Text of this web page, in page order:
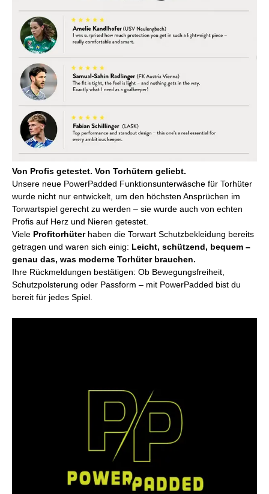
Von Profis getestet. Von Torhütern geliebt.
Unsere neue PowerPadded Funktionsunterwäsche für Torhüter
wurde nicht nur entwickelt, um den höchsten Ansprüchen im
Torwartspiel gerecht zu werden – sie wurde auch von echten
Profis auf Herz und Nieren getestet.
Viele Profitorhüterhaben die Torwart Schutzbekleidung bereits
getragen und waren sich einig: Leicht, schützend, bequem –
genau das, was moderne Torhüter brauchen.
Ihre Rückmeldungen bestätigen: Ob Bewegungsfreiheit,
Schutzpolsterung oder Passform – mit PowerPadded bist du
bereit für jedes Spiel.